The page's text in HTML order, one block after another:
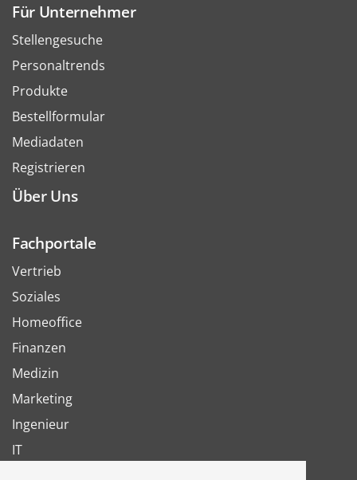
Für Unternehmer
Stellengesuche
Personaltrends
Produkte
Bestellformular
Mediadaten
Registrieren
Über Uns
Fachportale
Vertrieb
Soziales
Homeoffice
Finanzen
Medizin
Marketing
Ingenieur
IT